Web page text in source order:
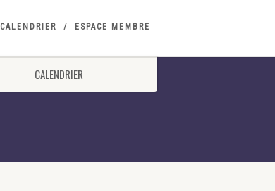
CALENDRIER ESPACE MEMBRE
CALENDRIER